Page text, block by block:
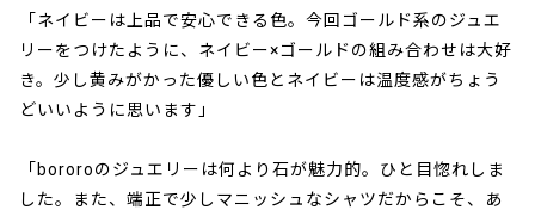
「ネイビーは上品で安心できる色。今回ゴールド系のジュエ
リーをつけたように、ネイビー×ゴールドの組み合わせは大好
き。少し黄みがかった優しい色とネイビーは温度感がちょう
どいいように思います」
「bororoのジュエリーは何より石が魅力的。ひと目惚れしま
した。また、端正で少しマニッシュなシャツだからこそ、あ